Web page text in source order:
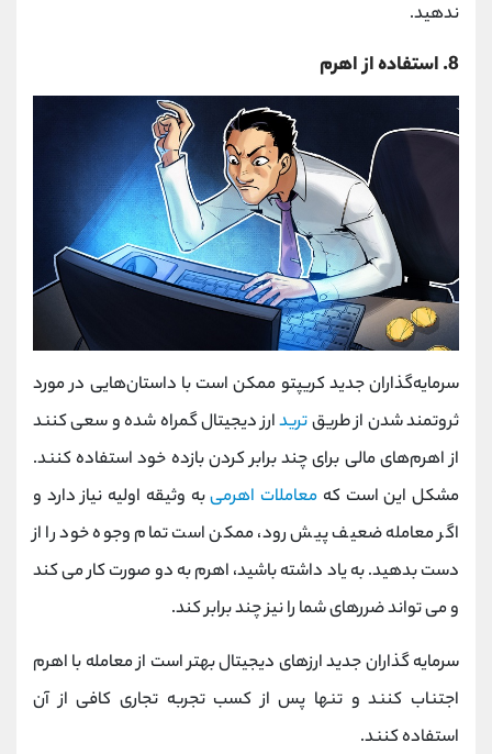
ندهید.
8. استفاده از اهرم
سرمایه‌گذاران جدید کریپتو ممکن است با داستان‌هایی در مورد
ثروتمند شدن از طریقتریدارز دیجیتال گمراه شده و سعی کنند
از اهرم‌های مالی برای چند برابر کردن بازده خود استفاده کنند.
مشکل این است که معاملات اهرمیبه وثیقه اولیه نیاز دارد و
اگر معامله ضعیف پیش رود، ممکن است تمام وجوه خود را از
دست بدهید. به یاد داشته باشید، اهرم به دو صورت کار می کند
و می تواند ضررهای شما را نیز چند برابر کند.
سرمایه گذاران جدید ارزهای دیجیتال بهتر است از معامله با اهرم
اجتناب کنند و تنها پس از کسب تجربه تجاری کافی از آن
استفاده کنند.